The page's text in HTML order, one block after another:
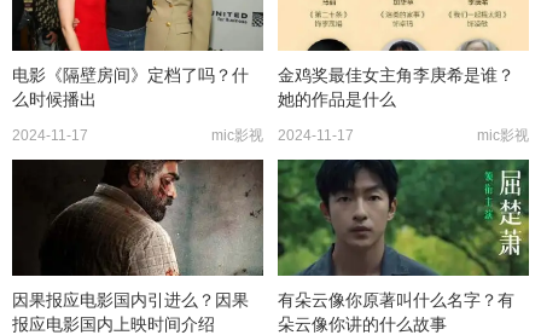
电影《隔壁房间》定档了吗？什
么时候播出
2024-11-17 mic影视
金鸡奖最佳女主角李庚希是谁？
她的作品是什么
2024-11-17 mic影视
因果报应电影国内引进么？因果
报应电影国内上映时间介绍
有朵云像你原著叫什么名字？有
朵云像你讲的什么故事